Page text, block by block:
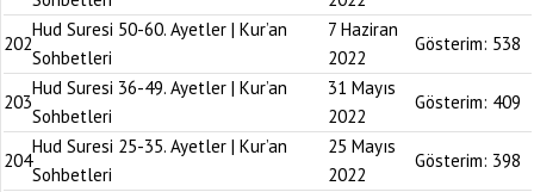
202
Hud Suresi 50-60. Ayetler | Kur’an
Sohbetleri
7 Haziran
2022
Gösterim: 538
203
Hud Suresi 36-49. Ayetler | Kur’an
Sohbetleri
31 Mayıs
2022
Gösterim: 409
204
Hud Suresi 25-35. Ayetler | Kur’an
Sohbetleri
25 Mayıs
2022
Gösterim: 398